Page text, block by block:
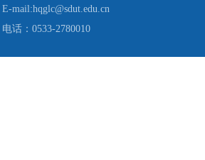
E-mail:hqglc@sdut.edu.cn
电话：0533-2780010